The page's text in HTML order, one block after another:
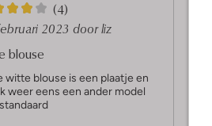
(4)
2023 door liz
blouse
witte blouse is een plaatje en
weer eens een ander model